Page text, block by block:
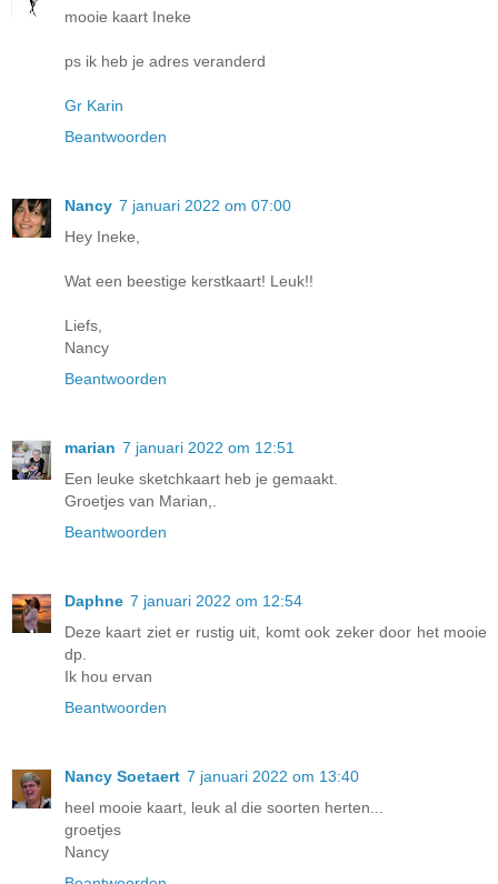
mooie kaart Ineke
ps ik heb je adres veranderd
Gr Karin
Beantwoorden
Nancy 7 januari 2022 om 07:00
Hey Ineke,
Wat een beestige kerstkaart! Leuk!!
Liefs,
Nancy
Beantwoorden
marian 7 januari 2022 om 12:51
Een leuke sketchkaart heb je gemaakt.
Groetjes van Marian,.
Beantwoorden
Daphne 7 januari 2022 om 12:54
Deze kaart ziet er rustig uit, komt ook zeker door het mooie
dp.
Ik hou ervan
Beantwoorden
Nancy Soetaert 7 januari 2022 om 13:40
heel mooie kaart, leuk al die soorten herten...
groetjes
Nancy